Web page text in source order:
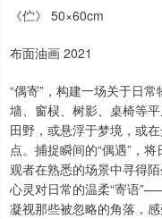
《伫》 50×60cm
布面油画 2021
“偶寄”，构建一场关于日
墙、窗棂、树影、桌椅等
田野，或悬浮于梦境，或
点。捕捉瞬间的“偶遇”，
观者在熟悉的场景中寻得
心灵对日常的温柔“寄语
凝视那些被忽略的角落，